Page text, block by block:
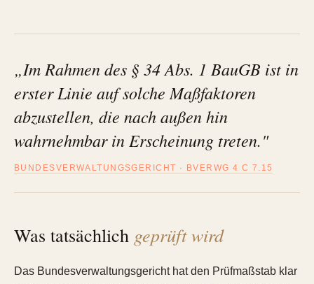
„Im Rahmen des § 34 Abs. 1 BauGB ist in
erster Linie auf solche Maßfaktoren
abzustellen, die nach außen hin
wahrnehmbar in Erscheinung treten."
BUNDESVERWALTUNGSGERICHT · BVERWG 4 C 7.15
Was tatsächlich geprüft wird
Das Bundesverwaltungsgericht hat den Prüfmaßstab klar